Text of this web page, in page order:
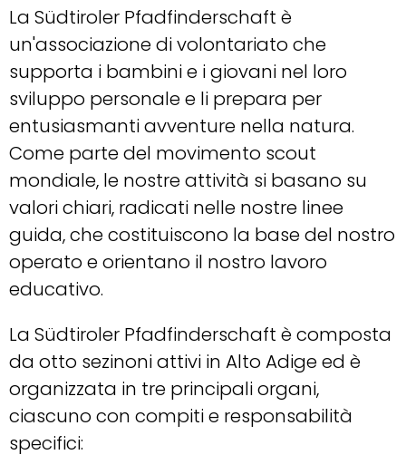
La Südtiroler Pfadfinderschaft è
un'associazione di volontariato che
supporta i bambini e i giovani nel loro
sviluppo personale e li prepara per
entusiasmanti avventure nella natura.
Come parte del movimento scout
mondiale, le nostre attività si basano su
valori chiari, radicati nelle nostre linee
guida, che costituiscono la base del nostro
operato e orientano il nostro lavoro
educativo.
La Südtiroler Pfadfinderschaft è composta
da otto sezinoni attivi in Alto Adige ed è
organizzata in tre principali organi,
ciascuno con compiti e responsabilità
specifici: